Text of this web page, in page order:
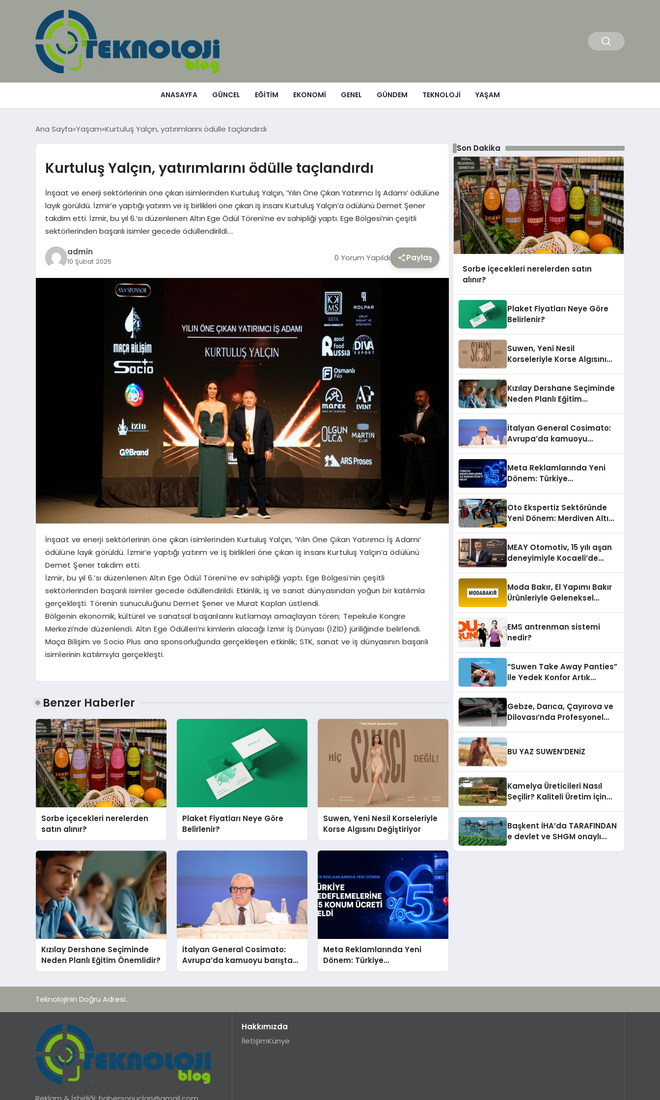
ANASAYFA GÜNCEL EĞITIM EKONOMI GENEL GÜNDEM TEKNOLOJI YAŞAM
Ana Sayfa Yaşam Kurtuluş Yalçın, yatırımlarını ödülle taçlandırdı
Kurtuluş Yalçın, yatırımlarını ödülle taçlandırdı
İnşaat ve enerji sektörlerinin öne çıkan isimlerinden Kurtuluş Yalçın, ‘Yılın Öne Çıkan Yatırımcı İş Adamı’ ödülüne
layık görüldü. İzmir’e yaptığı yatırım ve iş birlikleri öne çıkan iş insanı Kurtuluş Yalçın’a ödülünü Demet Şener
takdim etti. İzmir, bu yıl 6.’sı düzenlenen Altın Ege Ödül Töreni’ne ev sahipliği yaptı. Ege Bölgesi’nin çeşitli
sektörlerinden başarılı isimler gecede ödüllendirildi….
admin
10 Şubat 2025 0 Yorum Yapıldı Paylaş
İnşaat ve enerji sektörlerinin öne çıkan isimlerinden Kurtuluş Yalçın, ‘Yılın Öne Çıkan Yatırımcı İş Adamı’
ödülüne layık görüldü. İzmir’e yaptığı yatırım ve iş birlikleri öne çıkan iş insanı Kurtuluş Yalçın’a ödülünü
Demet Şener takdim etti.
İzmir, bu yıl 6.’sı düzenlenen Altın Ege Ödül Töreni’ne ev sahipliği yaptı. Ege Bölgesi’nin çeşitli
sektörlerinden başarılı isimler gecede ödüllendirildi. Etkinlik, iş ve sanat dünyasından yoğun bir katılımla
gerçekleşti. Törenin sunuculuğunu Demet Şener ve Murat Kaplan üstlendi.
Bölgenin ekonomik, kültürel ve sanatsal başarılarını kutlamayı amaçlayan tören; Tepekule Kongre
Merkezi’nde düzenlendi. Altın Ege Ödülleri’ni kimlerin alacağı İzmir İş Dünyası (İZİD) jüriliğinde belirlendi.
Maça Bilişim ve Socio Plus ana sponsorluğunda gerçekleşen etkinlik; STK, sanat ve iş dünyasının başarılı
isimlerinin katılımıyla gerçekleşti.
Benzer Haberler
Sorbe içecekleri nerelerden
satın alınır?
Plaket Fiyatları Neye Göre
Belirlenir?
Suwen, Yeni Nesil Korseleriyle
Korse Algısını Değiştiriyor
Kızılay Dershane Seçiminde
Neden Planlı Eğitim Önemlidir?
İtalyan General Cosimato:
Avrupa’da kamuoyu barıştan
yana
Meta Reklamlarında Yeni
Dönem: Türkiye
Hedeflemelerine Yüzde 5
Son Dakika
Sorbe içecekleri nerelerden satın
alınır?
Plaket Fiyatları Neye Göre
Belirlenir?
Suwen, Yeni Nesil
Korseleriyle Korse Algısını
Kızılay Dershane Seçiminde
Neden Planlı Eğitim
İtalyan General Cosimato:
Avrupa’da kamuoyu
Meta Reklamlarında Yeni
Dönem: Türkiye
Oto Ekspertiz Sektöründe
Yeni Dönem: Merdiven Altı
MEAY Otomotiv, 15 yılı aşan
deneyimiyle Kocaeli’de
Moda Bakır, El Yapımı Bakır
Ürünleriyle Geleneksel
EMS antrenman sistemi
nedir?
“Suwen Take Away Panties”
ile Yedek Konfor Artık
Gebze, Darıca, Çayırova ve
Dilovası’nda Profesyonel
BU YAZ SUWEN’DENİZ
Kamelya Üreticileri Nasıl
Seçilir? Kaliteli Üretim İçin
Başkent İHA’da TARAFINDAN
e devlet ve SHGM onaylı
Teknolojinin Doğru Adresi..
Hakkımızda
İletişimKünye